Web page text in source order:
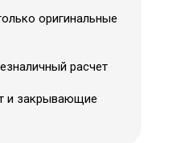
оригинальные
расчет
и закрывающие